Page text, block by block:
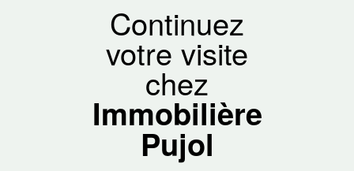
Continuez
votre visite
chez
Immobilière
Pujol